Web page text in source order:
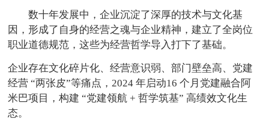
数十年发展中，企业沉淀了深厚的技术与文化基
因，形成了自身的经营之魂与企业精神，建立了全岗位
职业道德规范，这些为经营哲学导入打下了基础。
企业存在文化碎片化、经营意识弱、部门壁垒高、党建
经营 “两张皮”等痛点，2024 年启动16 个月党建融合阿
米巴项目，构建 “党建领航 + 哲学筑基” 高绩效文化生
态。